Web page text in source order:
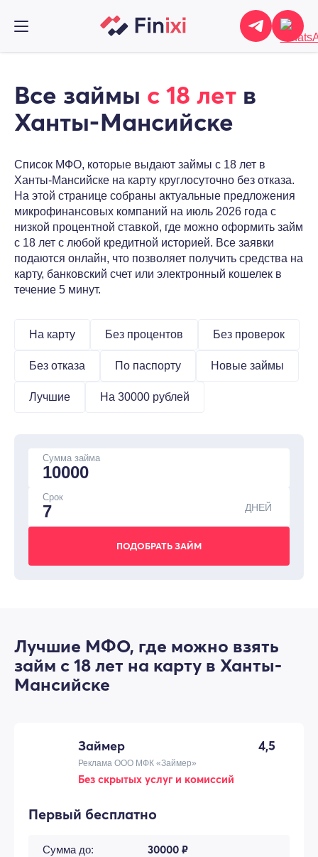
Все займы с 18 лет в
Ханты-Мансийске
Список МФО, которые выдают займы с 18 лет в
Ханты-Мансийске на карту круглосуточно без отказа.
На этой странице собраны актуальные предложения
микрофинансовых компаний на июль 2026 года с
низкой процентной ставкой, где можно оформить займ
с 18 лет с любой кредитной историей. Все заявки
подаются онлайн, что позволяет получить средства на
карту, банковский счет или электронный кошелек в
течение 5 минут.
На карту Без процентов Без проверок
Без отказа По паспорту Новые займы
Лучшие На 30000 рублей
Сумма займа
Срок
ДНЕЙ
Лучшие МФО, где можно взять
займ с 18 лет на карту в Ханты-
Мансийске
Займер 4,5
Реклама ООО МФК «Займер»
Без скрытых услуг и комиссий
Первый бесплатно
Сумма до: 30000 ₽